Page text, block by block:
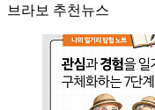
브라보 추천뉴스